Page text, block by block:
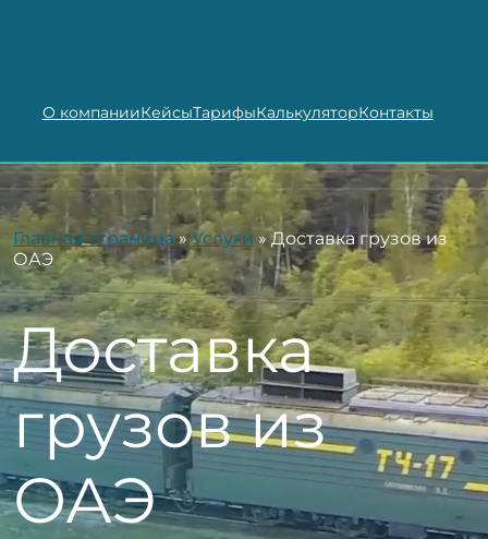
О компанииКейсыТарифыКалькуляторКонтакты
Главная страница»Услуги »Доставка грузов из
ОАЭ
Доставка
грузов из
ОАЭ